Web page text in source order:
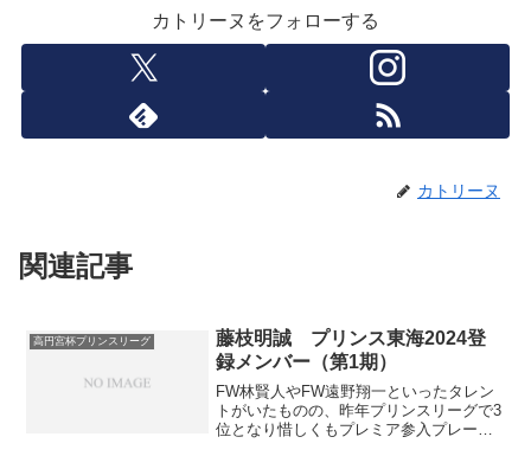
カトリーヌをフォローする
カトリーヌ
関連記事
高円宮杯プリンスリーグ
藤枝明誠 プリンス東海2024登
録メンバー（第1期）
FW林賢人やFW遠野翔一といったタレン
トがいたものの、昨年プリンスリーグで3
位となり惜しくもプレミア参入プレーオ